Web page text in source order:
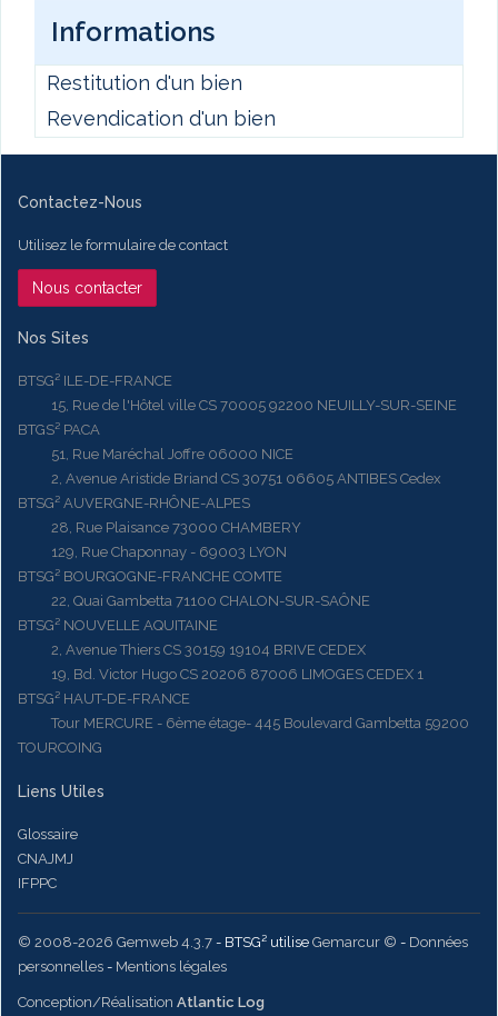
Informations
Restitution d'un bien
Revendication d'un bien
Contactez-Nous
Utilisez le formulaire de contact
Nous contacter
Nos Sites
BTSG² ILE-DE-FRANCE
15, Rue de l'Hôtel ville CS 70005 92200 NEUILLY-SUR-SEINE
BTGS² PACA
51, Rue Maréchal Joffre 06000 NICE
2, Avenue Aristide Briand CS 30751 06605 ANTIBES Cedex
BTSG² AUVERGNE-RHÔNE-ALPES
28, Rue Plaisance 73000 CHAMBERY
129, Rue Chaponnay - 69003 LYON
BTSG² BOURGOGNE-FRANCHE COMTE
22, Quai Gambetta 71100 CHALON-SUR-SAÔNE
BTSG² NOUVELLE AQUITAINE
2, Avenue Thiers CS 30159 19104 BRIVE CEDEX
19, Bd. Victor Hugo CS 20206 87006 LIMOGES CEDEX 1
BTSG² HAUT-DE-FRANCE
Tour MERCURE - 6ème étage- 445 Boulevard Gambetta 59200
TOURCOING
Liens Utiles
Glossaire
CNAJMJ
IFPPC
© 2008-2026 Gemweb 4.3.7 - BTSG² utilise Gemarcur © - Données
personnelles - Mentions légales
Conception/Réalisation Atlantic Log